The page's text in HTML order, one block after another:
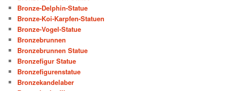
Bronze-Delphin-Statue
Bronze-Koi-Karpfen-Statuen
Bronze-Vogel-Statue
Bronzebrunnen
Bronzebrunnen Statue
Bronzefigur Statue
Bronzefigurenstatue
Bronzekandelaber